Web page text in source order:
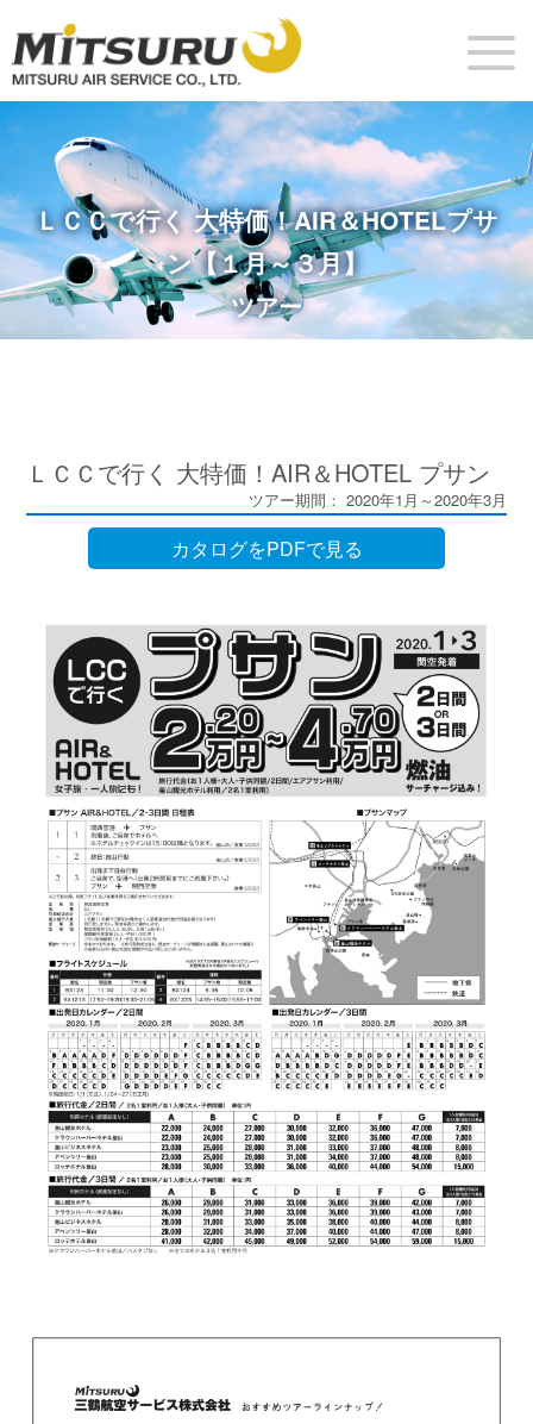
ＬＣＣで行く 大特価！AIR＆HOTELプサ
ン【１月～３月】
ツアー
ＬＣＣで行く 大特価！AIR＆HOTEL プサン
ツアー期間： 2020年1月～2020年3月
カタログをPDFで見る